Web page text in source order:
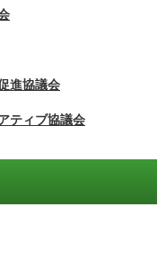
進協議会
ティブ協議会